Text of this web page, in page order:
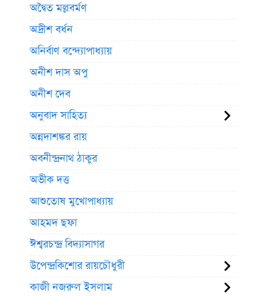
অদ্বৈত মল্লবর্মণ
অদ্রীশ বর্ধন
অনির্বাণ বন্দ্যোপাধ্যায়
অনীশ দাস অপু
অনীশ দেব
অনুবাদ সাহিত্য
অন্নদাশঙ্কর রায়
অবনীন্দ্রনাথ ঠাকুর
অভীক দত্ত
আশুতোষ মুখোপাধ্যায়
আহমদ ছফা
ঈশ্বরচন্দ্র বিদ্যাসাগর
উপেন্দ্রকিশোর রায়চৌধুরী
কাজী নজরুল ইসলাম